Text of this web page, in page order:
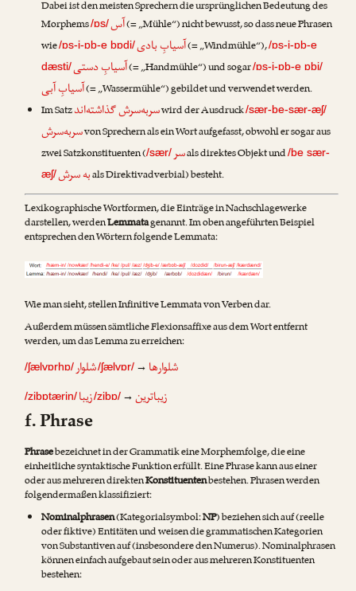
Dabei ist den meisten Sprechern die ursprünglichen Bedeutung des
Morphems/ɒs/آس(= „Mühle“) nicht bewusst, so dass neue Phrasen
wie/ɒs-i-ɒb-e bɒdi/آسیابِ بادی(= „Windmühle“),/ɒs-i-ɒb-e
dæsti/آسیابِ دستی(= „Handmühle“) und sogar/ɒs-i-ɒb-e ɒbi/
آسیابِ آبی(= „Wassermühle“) gebildet und verwendet werden.
Im Satzسربه‌سرش گذاشته‌اندwird der Ausdruck/sær-be-sær-æʃ/
سربه‌سرشvon Sprechern als ein Wort aufgefasst, obwohl er sogar aus
zwei Satzkonstituenten (/sær/سرals direktes Objekt und/be sær-
æʃ/به سرشals Direktivadverbial) besteht.
Lexikographische Wortformen, die Einträge in Nachschlagewerke
darstellen, werdenLemmatagenannt. Im oben angeführten Beispiel
entsprechen den Wörtern folgende Lemmata:
Wie man sieht, stellen Infinitive Lemmata von Verben dar.
Außerdem müssen sämtliche Flexionsaffixe aus dem Wort entfernt
werden, um das Lemma zu erreichen:
/ʃælvɒrhɒ/ شلوارها→
/ʃælvɒr/شلوار
/zibɒtærin/ زیباترین→
/zibɒ/زیبا
f. Phrase
Phrasebezeichnet in der Grammatik eine Morphemfolge, die eine
einheitliche syntaktische Funktion erfüllt. Eine Phrase kann aus einer
oder aus mehreren direktenKonstituentenbestehen. Phrasen werden
folgendermaßen klassifiziert:
Nominalphrasen(Kategorialsymbol:NP) beziehen sich auf (reelle
oder fiktive) Entitäten und weisen die grammatischen Kategorien
von Substantiven auf (insbesondere den Numerus). Nominalphrasen
können einfach aufgebaut sein oder aus mehreren Konstituenten
bestehen: